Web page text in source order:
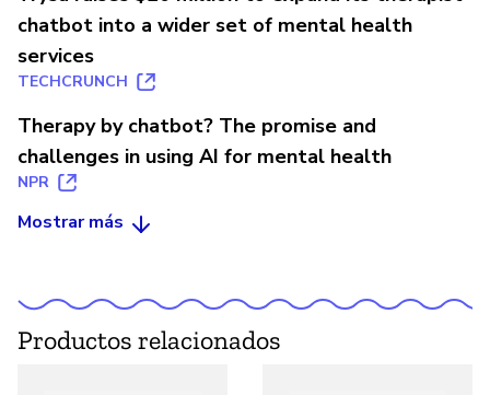
chatbot into a wider set of mental health
services
TECHCRUNCH
Therapy by chatbot? The promise and
challenges in using AI for mental health
NPR
Mostrar más
Productos relacionados